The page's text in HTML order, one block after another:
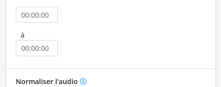
à
Normaliser l'audio